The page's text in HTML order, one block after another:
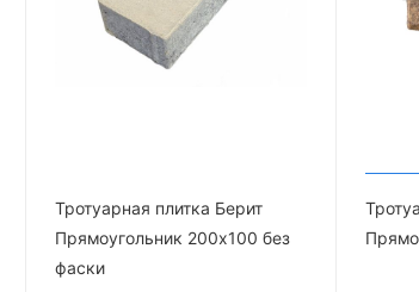
Тротуарная плитка Берит
Прямоугольник 200х100 без
фаски